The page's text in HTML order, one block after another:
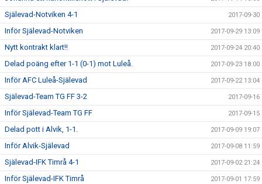
Själevad-Notviken 4-1 2017-09-30
Inför Själevad-Notviken 2017-09-29 13:09
Nytt kontrakt klart!! 2017-09-24 20:40
Delad poäng efter 1-1 (0-1) mot Luleå. 2017-09-23 18:00
Inför AFC Luleå-Själevad 2017-09-22 13:04
Själevad-Team TG FF 3-2 2017-09-16
Inför Själevad-Team TG FF 2017-09-15
Delad pott i Alvik, 1-1. 2017-09-09 19:07
Inför Alvik-Själevad 2017-09-08 11:59
Själevad-IFK Timrå 4-1 2017-09-02 21:24
Inför Själevad-IFK Timrå 2017-09-01 17:59